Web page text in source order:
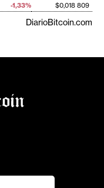
-1,33% $0,018 809
DiarioBitcoin.com